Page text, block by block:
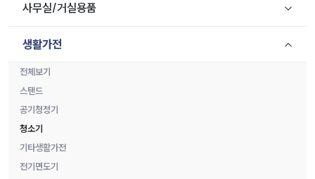
사무실/거실용품
생활가전
전체보기
스탠드
공기청정기
청소기
기타생활가전
전기면도기